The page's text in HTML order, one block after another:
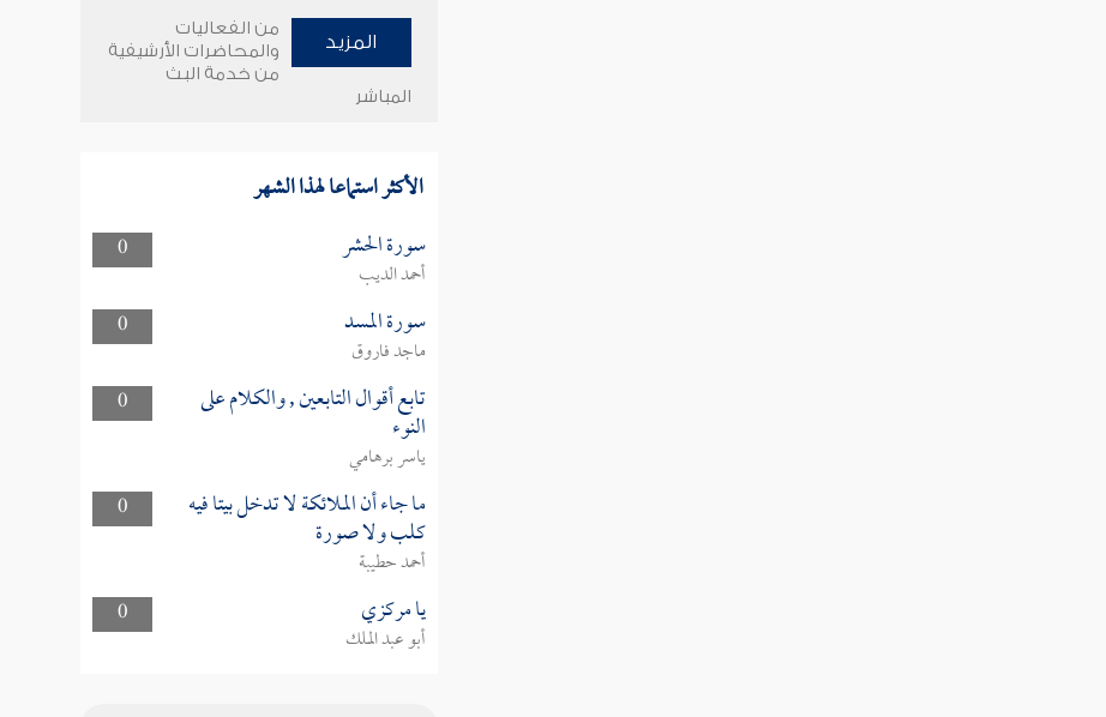
المزيد
من الفعاليات
والمحاضرات الأرشيفية
من خدمة البث
المباشر
الأكثر استماعا لهذا الشهر
0 سورة الحشر
أحمد الديب
0
سورة المسد
ماجد فاروق
0
تابع أقوال التابعين , والكلام على
النوء
ياسر برهامي
0
ما جاء أن الملائكة لا تدخل بيتا فيه
كلب ولا صورة
أحمد حطيبة
0
يا مركزي
أبو عبد الملك